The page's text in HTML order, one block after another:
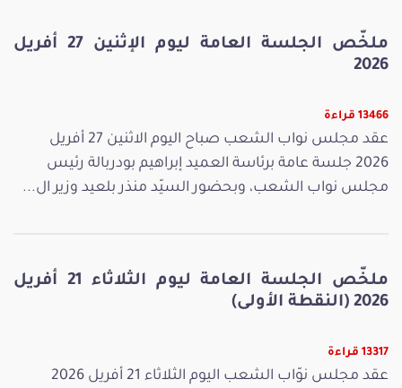
ملخّص الجلسة العامة ليوم الإثنين 27 أفريل
2026
13466 قراءة
عقد مجلس نواب الشعب صباح اليوم الاثنين 27 أفريل
2026 جلسة عامة برئاسة العميد إبراهيم بودربالة رئيس
مجلس نواب الشعب، وبحضور السيّد منذر بلعيد وزير ال...
ملخّص الجلسة العامة ليوم الثلاثاء 21 أفريل
2026 (النقطة الأولى)
13317 قراءة
عقد مجلس نوّاب الشعب اليوم الثلاثاء 21 أفريل 2026